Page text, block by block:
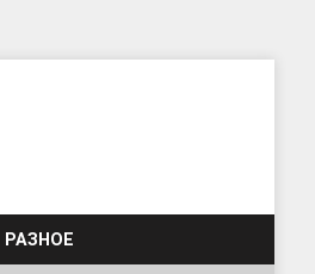
РАЗНОЕ